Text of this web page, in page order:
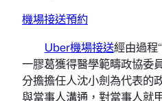
機場接送預約
Uber機場接送經由過程
一膠葛獲得醫學範疇政協委
分擔擔任人沈小劍為代表的
與當事人溝通，對當事人就